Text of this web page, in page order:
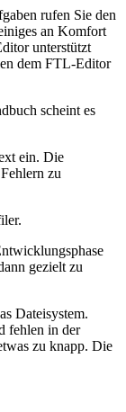
rufen Sie den
an Komfort
unterstützt
dem FTL-Editor
scheint es
ein. Die
zu
gezielt zu
Dateisystem.
fehlen in der
zu knapp. Die